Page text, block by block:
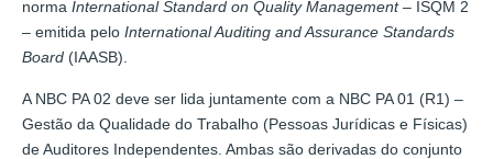
norma International Standard on Quality Management– ISQM 2
– emitida pelo International Auditing and Assurance Standards
Board (IAASB).
A NBC PA 02 deve ser lida juntamente com a NBC PA 01 (R1) –
Gestão da Qualidade do Trabalho (Pessoas Jurídicas e Físicas)
de Auditores Independentes. Ambas são derivadas do conjunto